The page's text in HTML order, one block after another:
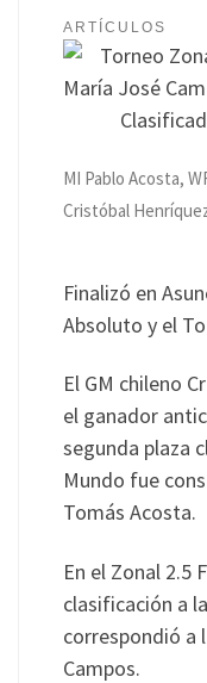
ARTÍCULOS
MI Pablo Acosta,
Cristóbal
Finalizó en
Absoluto y el
El GM chileno
el ganador
segunda plaza
Mundo fue
Tomás Acosta.
En el Zonal 2.5
clasificación a
correspondió a
Campos.